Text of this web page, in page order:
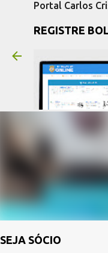
Portal Carlos
REGISTRE
SEJA SÓCIO